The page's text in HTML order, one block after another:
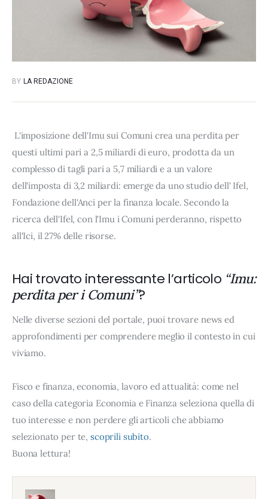
BY LA REDAZIONE
L'imposizione dell'Imu sui Comuni crea una perdita per
questi ultimi pari a 2,5 miliardi di euro, prodotta da un
complesso di tagli pari a 5,7 miliardi e a un valore
dell'imposta di 3,2 miliardi: emerge da uno studio dell' Ifel,
Fondazione dell'Anci per la finanza locale. Secondo la
ricerca dell'Ifel, con l'Imu i Comuni perderanno, rispetto
all'Ici, il 27% delle risorse.
Hai trovato interessante l’articolo “Imu:
perdita per i Comuni”?
Nelle diverse sezioni del portale, puoi trovare news ed
approfondimenti per comprendere meglio il contesto in cui
viviamo.
Fisco e finanza, economia, lavoro ed attualità: come nel
caso della categoria Economia e Finanza seleziona quella di
tuo interesse e non perdere gli articoli che abbiamo
selezionato per te, scoprili subito.
Buona lettura!